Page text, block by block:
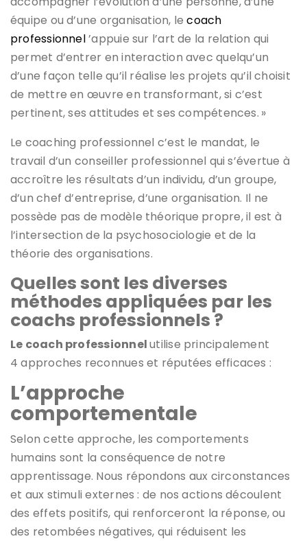
équipe ou d’une organisation, lecoach
professionnel’appuie sur l’art de la relation qui
permet d’entrer en interaction avec quelqu’un
d’une façon telle qu’il réalise les projets qu’il choisit
de mettre en œuvre en transformant, si c’est
pertinent, ses attitudes et ses compétences. »
Le coaching professionnel c’est le mandat, le
travail d’un conseiller professionnel qui s’évertue à
accroître les résultats d’un individu, d’un groupe,
d’un chef d’entreprise, d’une organisation. Il ne
possède pas de modèle théorique propre, il est à
l’intersection de la psychosociologie et de la
théorie des organisations.
Quelles sont les diverses
méthodes appliquées par les
coachs professionnels ?
Le coach professionnelutilise principalement
4 approches reconnues et réputées efficaces :
L’approche
comportementale
Selon cette approche, les comportements
humains sont la conséquence de notre
apprentissage. Nous répondons aux circonstances
et aux stimuli externes : de nos actions découlent
des effets positifs, qui renforceront la réponse, ou
des retombées négatives, qui réduisent les